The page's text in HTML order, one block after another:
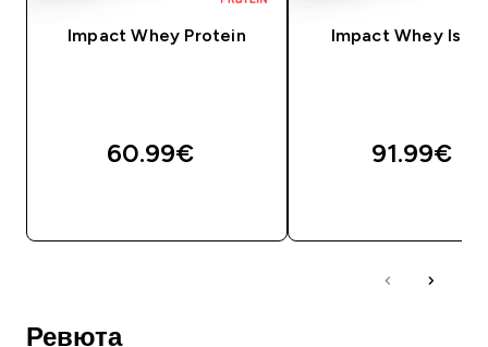
Impact Whey Protein
60.99€‎
Impact Whey
91.99€‎
Ревюта